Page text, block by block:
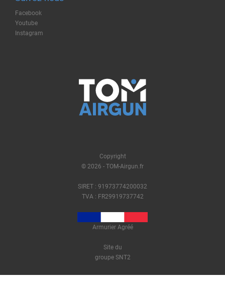
Facebook
Youtube
Instagram
Copyright
© 2026 - TOM-Airgun.fr
SIRET : 91973774200032
TVA : FR29919737742
Armurier Agréé
Site du
groupe SNT2